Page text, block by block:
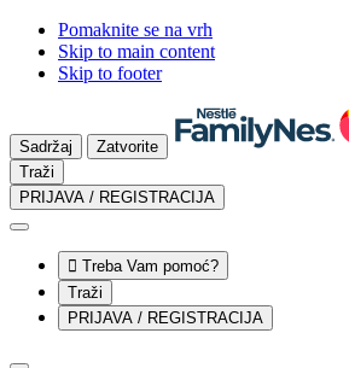
Pomaknite se na vrh
Skip to main content
Skip to footer
Sadržaj
Zatvorite
Traži
PRIJAVA / REGISTRACIJA
 Treba Vam pomoć?
Traži
PRIJAVA / REGISTRACIJA